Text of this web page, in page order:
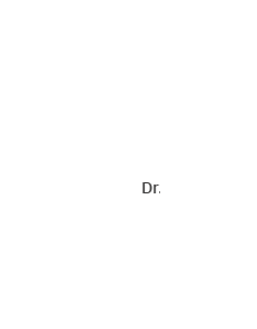
Dr. Müller PantheHair ŠAMPÓN